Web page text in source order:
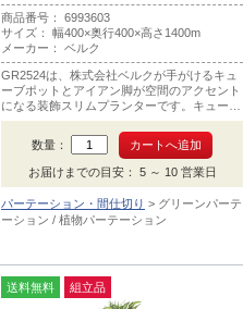
商品番号： 6993603
サイズ： 幅400×奥行400×高さ1400m
メーカー： ベルク
GR2524は、株式会社ベルクが手がけるキュ
ーブポットとアイアン脚が空間のアクセント
になる装飾スリムプランターです。キューブ
色はナチュラル木目でフェイクグリーン部メ
インはハランです。
数量：
お届けまでの目安： 5 ～ 10 営業日
パーテーション・間仕切り
グリーンパーテ
ーション / 植物パーテーション
送料無料 組立品